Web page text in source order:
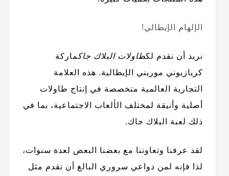
الإلهام الإيطالي!
نريد أن نقدم لكطاولات البلاك جاكماركة
كريازيوني موريني الإيطالية. هذه العلامة
التجارية العالمية متخصصة في إنتاج طاولات
أصلية وأنيقة لمختلف الألعاب الاجتماعية، بما في
ذلك لعبة البلاك جاك.
لقد عرفنا وتعاوننا مع بعضنا البعض لعدة سنوات،
لذا فإنه لمن دواعي سروري البالغ أن نقدم مثل